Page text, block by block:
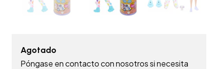
Agotado
Póngase en contacto con nosotros si necesita